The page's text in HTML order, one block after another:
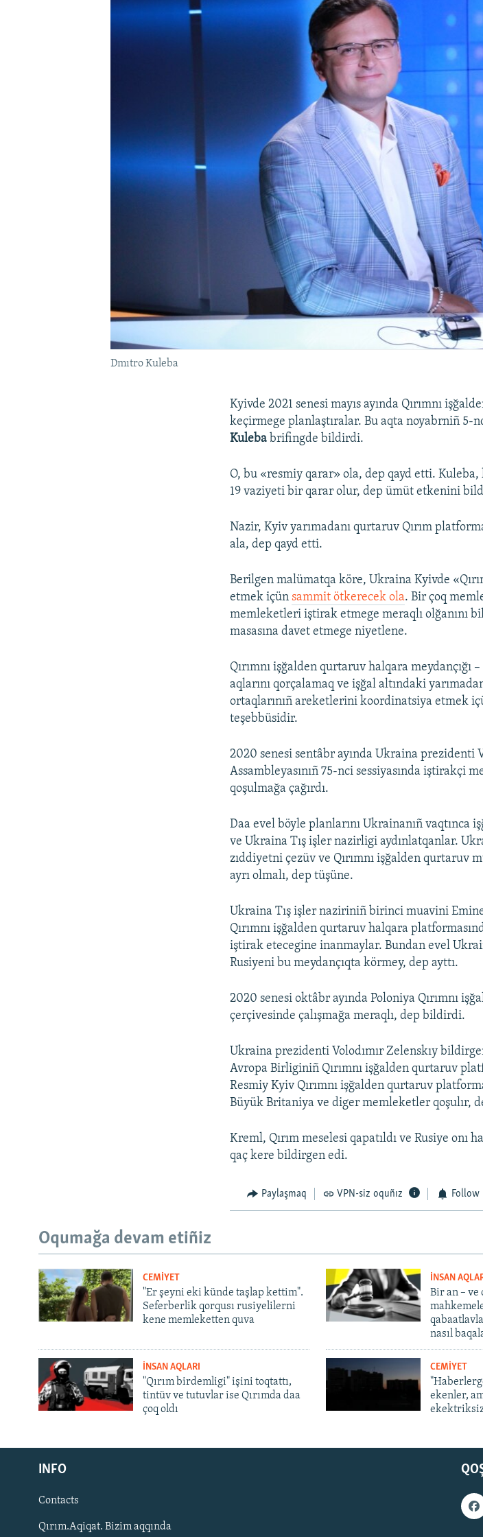
Русский
Українською
QOŞULIÑIZ!
Dmıtro Kuleba
Kyivde 2021 senesi mayıs ayında Qırımnı
keçirmege planlaştıralar. Bu aqta noyabrniñ 5-
Kuleba brifingde bildirdi.
O, bu «resmiy qarar» ola, dep qayd etti. Kuleba,
19 vaziyeti bir qarar olur, dep ümüt etkenini
Nazir, Kyiv yarımadanı qurtaruv Qırım
ala, dep qayd etti.
Berilgen malümatqa köre, Ukraina Kyivde
etmek içünsammit ötkerecek ola. Bir çoq
memleketleri iştirak etmege meraqlı olğanını
masasına davet etmege niyetlene.
Qırımnı işğalden qurtaruv halqara meydançığı
aqlarını qorçalamaq ve işğal altındaki
ortaqlarınıñ areketlerini koordinatsiya etmek
teşebbüsidir.
2020 senesi sentâbr ayında Ukraina prezidenti
Assambleyasınıñ 75-nci sessiyasında iştirakçi
qoşulmağa çağırdı.
Daa evel böyle planlarını Ukrainanıñ
ve Ukraina Tış işler nazirligi aydınlatqanlar.
zıddiyetni çezüv ve Qırımnı işğalden qurtaruv
ayrı olmalı, dep tüşüne.
Ukraina Tış işler naziriniñ birinci muavini
Qırımnı işğalden qurtaruv halqara
iştirak etecegine inanmaylar. Bundan evel
Rusiyeni bu meydançıqta körmey, dep ayttı.
2020 senesi oktâbr ayında Poloniya Qırımnı
çerçivesinde çalışmağa meraqlı, dep bildirdi.
Ukraina prezidenti Volodımır Zelenskıy
Avropa Birliginiñ Qırımnı işğalden qurtaruv
Resmiy Kyiv Qırımnı işğalden qurtaruv
Büyük Britaniya ve diger memleketler qoşulır,
Kreml, Qırım meselesi qapatıldı ve Rusiye
qaç kere bildirgen edi.
Paylaşmaq VPN-siz oquñız Follow
Oqumağa devam etiñiz
CEMİYET
"Er şeyni eki künde taşlap kettim".
Seferberlik qorqusı rusiyelilerni
kene memleketten quva
İNSAN
Bir an – ve
nasıl
İNSAN AQLARI
"Qırım birdemligi" işini toqtattı,
tintüv ve tutuvlar ise Qırımda daa
çoq oldı
CEMİYET
ekenler,
INFO
Contacts
Qırım.Aqiqat. Bizim aqqında